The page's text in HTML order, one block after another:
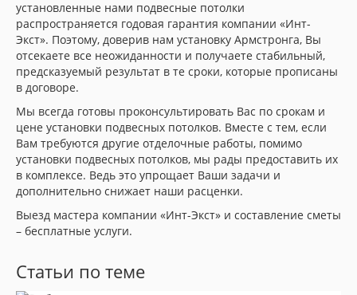
установленные нами подвесные потолки
распространяется годовая гарантия компании «Инт-
Экст». Поэтому, доверив нам установку Армстронга, Вы
отсекаете все неожиданности и получаете стабильный,
предсказуемый результат в те сроки, которые прописаны
в договоре.
Мы всегда готовы проконсультировать Вас по срокам и
цене установки подвесных потолков. Вместе с тем, если
Вам требуются другие отделочные работы, помимо
установки подвесных потолков, мы рады предоставить их
в комплексе. Ведь это упрощает Ваши задачи и
дополнительно снижает наши расценки.
Выезд мастера компании «Инт-Экст» и составление сметы
– бесплатные услуги.
Статьи по теме